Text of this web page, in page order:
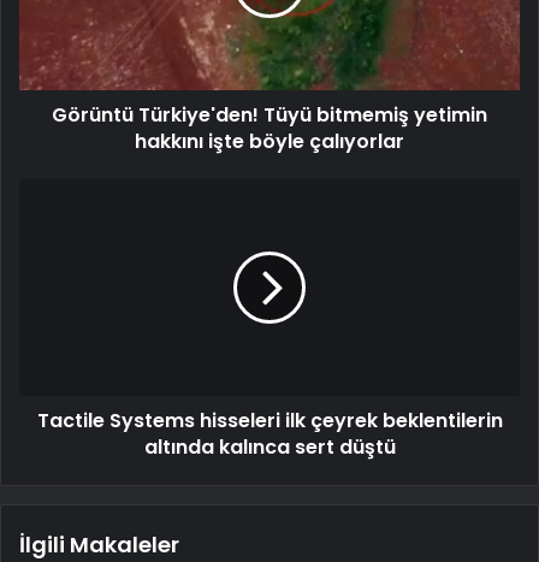
Görüntü Türkiye'den! Tüyü bitmemiş yetimin
hakkını işte böyle çalıyorlar
Tactile Systems hisseleri ilk çeyrek beklentilerin
altında kalınca sert düştü
İlgili Makaleler